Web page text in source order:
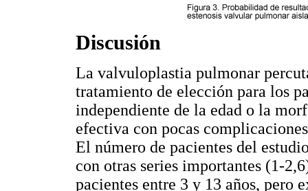
Discusión
La valvuloplastia pulmonar
tratamiento de elección para los
independiente de la edad o la
efectiva con pocas
El número de pacientes del
con otras series importantes (1-
pacientes entre 3 y 13 años, pero